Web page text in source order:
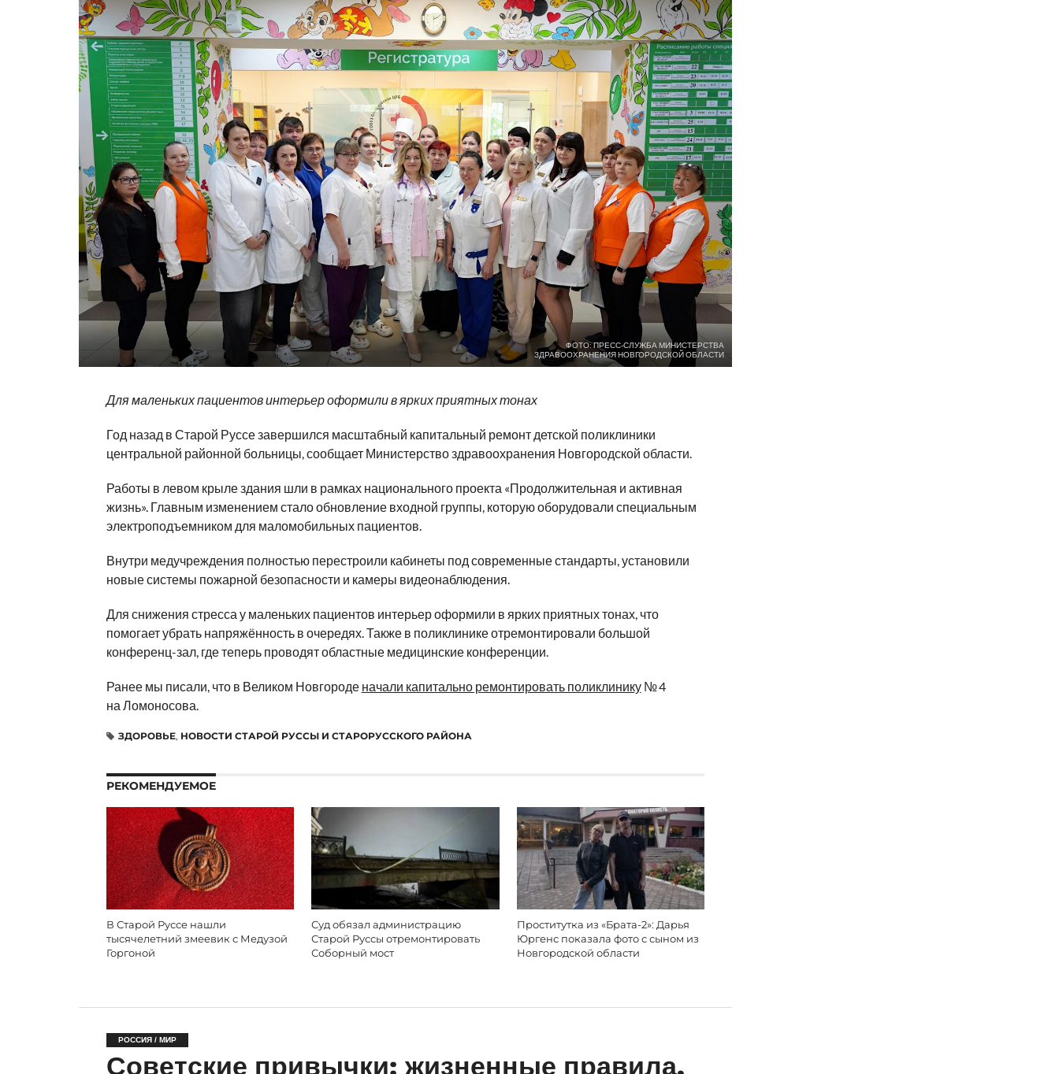
ФОТО: ПРЕСС-СЛУЖБА МИНИСТЕРСТВА
ЗДРАВООХРАНЕНИЯ НОВГОРОДСКОЙ ОБЛАСТИ
Для маленьких пациентов интерьер оформили в ярких приятных тонах
Год назад в Старой Руссе завершился масштабный капитальный ремонт детской поликлиники
центральной районной больницы, сообщает Министерство здравоохранения Новгородской области.
Работы в левом крыле здания шли в рамках национального проекта «Продолжительная и активная
жизнь». Главным изменением стало обновление входной группы, которую оборудовали специальным
электроподъемником для маломобильных пациентов.
Внутри медучреждения полностью перестроили кабинеты под современные стандарты, установили
новые системы пожарной безопасности и камеры видеонаблюдения.
Для снижения стресса у маленьких пациентов интерьер оформили в ярких приятных тонах, что
помогает убрать напряжённость в очередях. Также в поликлинике отремонтировали большой
конференц-зал, где теперь проводят областные медицинские конференции.
Ранее мы писали, что в Великом Новгороде начали капитально ремонтировать поликлинику№ 4
на Ломоносова.
ЗДОРОВЬЕ, НОВОСТИ СТАРОЙ РУССЫ И СТАРОРУССКОГО РАЙОНА
РЕКОМЕНДУЕМОЕ
В Старой Руссе нашли
тысячелетний змеевик с Медузой
Горгоной
Суд обязал администрацию
Старой Руссы отремонтировать
Соборный мост
Проститутка из «Брата-2»: Дарья
Юргенс показала фото с сыном из
Новгородской области
РОССИЯ / МИР
Советские привычки: жизненные правила,